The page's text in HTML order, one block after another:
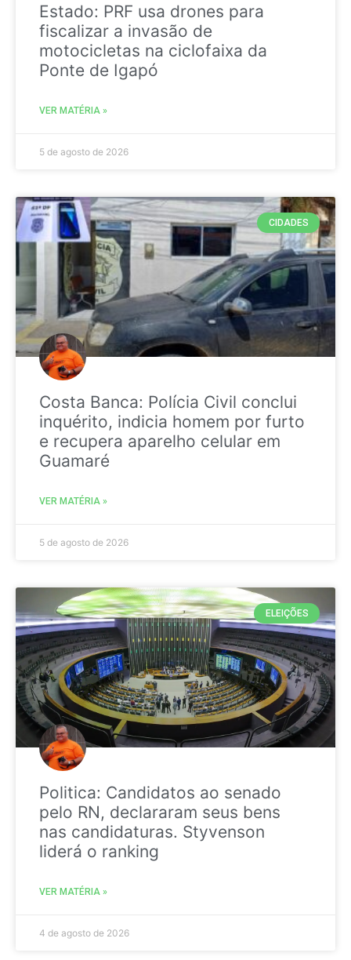
Estado: PRF usa drones para
fiscalizar a invasão de
motocicletas na ciclofaixa da
Ponte de Igapó
VER MATÉRIA »
5 de agosto de 2026
CIDADES
Costa Banca: Polícia Civil conclui
inquérito, indicia homem por furto
e recupera aparelho celular em
Guamaré
VER MATÉRIA »
5 de agosto de 2026
ELEIÇÕES
Politica: Candidatos ao senado
pelo RN, declararam seus bens
nas candidaturas. Styvenson
liderá o ranking
VER MATÉRIA »
4 de agosto de 2026